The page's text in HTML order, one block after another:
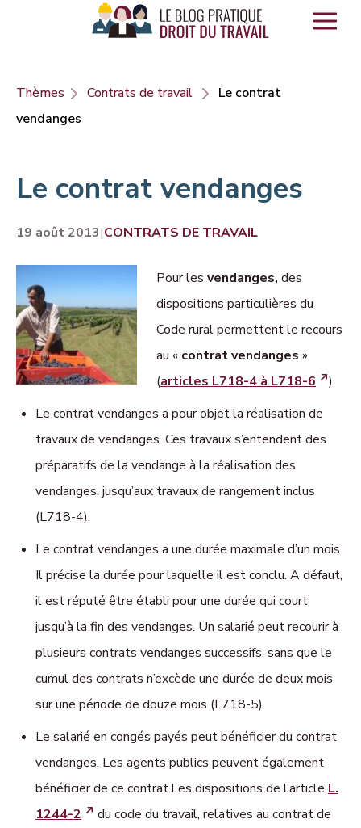
Panneau de gestion des cookies
Thèmes Contrats de travail
Le contrat
vendanges
Le contrat vendanges
19 août 2013|CONTRATS DE TRAVAIL
Pour les vendanges, des
dispositions particulières du
Code rural permettent le recours
au « contrat vendanges »
(articles L718-4 à L718-6
).
Le contrat vendanges a pour objet la réalisation de
travaux de vendanges. Ces travaux s’entendent des
préparatifs de la vendange à la réalisation des
vendanges, jusqu’aux travaux de rangement inclus
(L718-4).
Le contrat vendanges a une durée maximale d’un mois.
Il précise la durée pour laquelle il est conclu. A défaut,
il est réputé être établi pour une durée qui court
jusqu’à la fin des vendanges. Un salarié peut recourir à
plusieurs contrats vendanges successifs, sans que le
cumul des contrats n’excède une durée de deux mois
sur une période de douze mois (L718-5).
Le salarié en congés payés peut bénéficier du contrat
vendanges. Les agents publics peuvent également
bénéficier de ce contrat.Les dispositions de l’article L.
1244-2
du code du travail, relatives au contrat de